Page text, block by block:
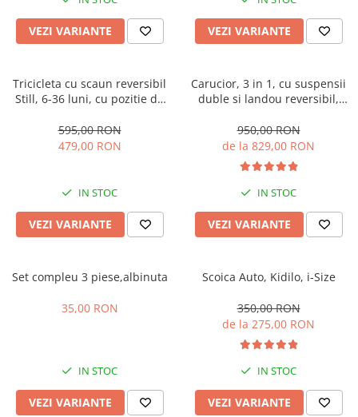
Bluze, pieptarase, mentite
Ciorapi
Pantaloni de exterior
Bluze si pulovere
Hainute bumbac organic
Bluze, pieptarase, mentite
Pantaloni de exterior
Bluze si pulovere
Babetele
Cos depozitare jucarii
Jocuri educative si de societate
Mingii
Jucarii gonflabile
Jucarii de nisip
Trotinete si biciclete
Carucioare papusi
Incaltaminte de panza
VEZI VARIANTE VEZI VARIANTE
Tricicleta cu scaun reversibil
Still, 6-36 luni, cu pozitie de
cu lumini si muzica, SL07
595,00 RON
479,00 RON
IN STOC
VEZI VARIANTE
Carucior, 3 in 1, cu suspensii
duble si landou reversibil,
luni - 3 ani, Original L-Sun
950,00 RON
de la 829,00 RON
IN STOC
VEZI VARIANTE
Set compleu 3 piese,albinuta
35,00 RON
IN STOC
VEZI VARIANTE
Scoica Auto, Kidilo, i-Size
350,00 RON
de la 275,00 RON
IN STOC
VEZI VARIANTE